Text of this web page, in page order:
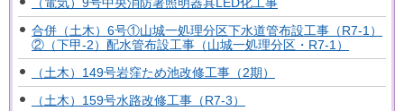
合併（土木）6号①山城一処理分区下水道管布設工事（R7-1）
②（下甲-2）配水管布設工事（山城一処理分区・R7-1）
（土木）149号岩窪ため池改修工事（2期）
（土木）159号水路改修工事（R7-3）